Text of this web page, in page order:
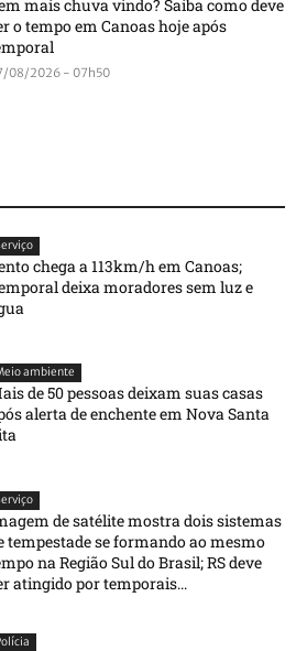
mais chuva vindo? Saiba como deve
o tempo em Canoas hoje após
08/2026 - 07h50
chega a 113km/h em Canoas;
deixa moradores sem luz e
ambiente
de 50 pessoas deixam suas casas
alerta de enchente em Nova Santa
de satélite mostra dois sistemas
tempestade se formando ao mesmo
na Região Sul do Brasil; RS deve
atingido por temporais...